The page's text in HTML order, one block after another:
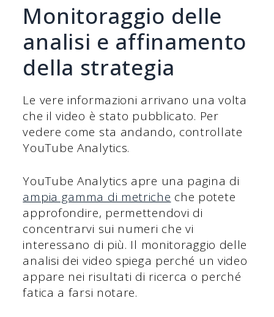
Monitoraggio delle
analisi e affinamento
della strategia
Le vere informazioni arrivano una volta
che il video è stato pubblicato. Per
vedere come sta andando, controllate
YouTube Analytics.
YouTube Analytics apre una pagina di
ampia gamma di metriche che potete
approfondire, permettendovi di
concentrarvi sui numeri che vi
interessano di più. Il monitoraggio delle
analisi dei video spiega perché un video
appare nei risultati di ricerca o perché
fatica a farsi notare.